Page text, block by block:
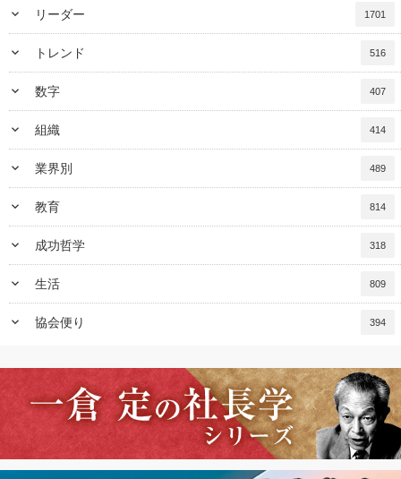
keyboard_arrow_down リーダー 1701
keyboard_arrow_down トレンド 516
keyboard_arrow_down 数字 407
keyboard_arrow_down 組織 414
keyboard_arrow_down 業界別 489
keyboard_arrow_down 教育 814
keyboard_arrow_down 成功哲学 318
keyboard_arrow_down 生活 809
keyboard_arrow_down 協会便り 394